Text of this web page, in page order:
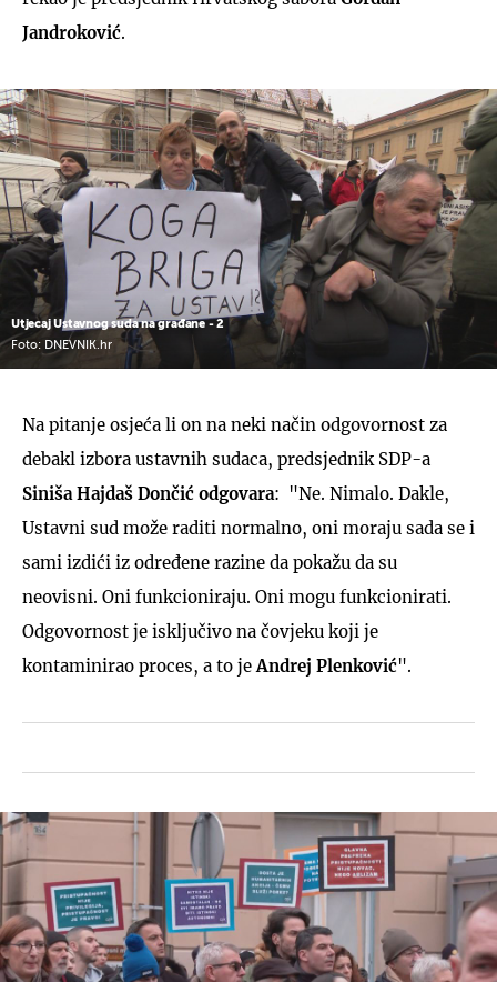
Jandroković.
Utjecaj Ustavnog suda na građane - 2
Foto: DNEVNIK.hr
Na pitanje osjeća li on na neki način odgovornost za
debakl izbora ustavnih sudaca, predsjednik SDP-a
Siniša Hajdaš Dončić odgovara: "Ne. Nimalo. Dakle,
Ustavni sud može raditi normalno, oni moraju sada se i
sami izdići iz određene razine da pokažu da su
neovisni. Oni funkcioniraju. Oni mogu funkcionirati.
Odgovornost je isključivo na čovjeku koji je
kontaminirao proces, a to je Andrej Plenković".